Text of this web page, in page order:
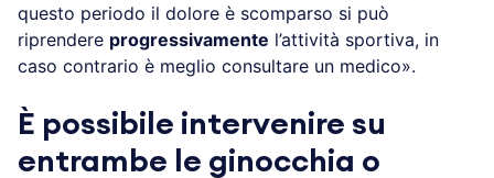
questo periodo il dolore è scomparso si può
riprendere progressivamente l’attività sportiva, in
caso contrario è meglio consultare un medico».
È possibile intervenire su
entrambe le ginocchia o